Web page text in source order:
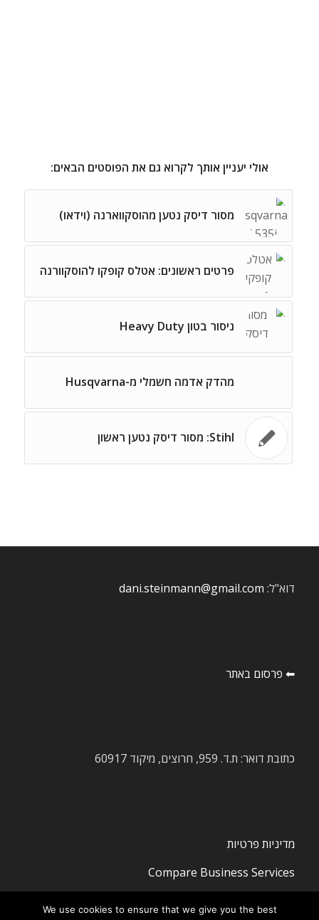
אולי יעניין אותך לקרוא גם את הפוסטים הבאים:
מסור דיסק נטען מהוסקווארנה (וידאו)
פרטים ראשונים: אטלס קופקו להוסקוורנה
ניסור בטון Heavy Duty
מהדק אדמה חשמלי מ-Husqvarna
Stihl: מסור דיסק נטען ראשון
דוא"ל: dani.steinmann@gmail.com
⬅ פרסום באתר
כתובת דואר: ת.ד. 959, חרוצים, מיקוד 60917
מדיניות פרטיות
Compare Business Services
We use cookies to ensure that we give you the best